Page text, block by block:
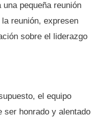
pequeña reunión
reunión, expresen
sobre el liderazgo
el equipo
ser honrado y alentado